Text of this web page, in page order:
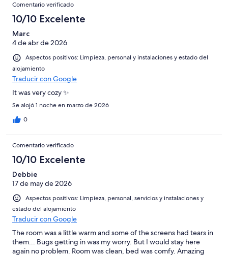
Comentario verificado
10/10 Excelente
Marc
4 de abr de 2026
Aspectos positivos: Limpieza, personal y instalaciones y estado del
alojamiento
Traducir con Google
It was very cozy ✨️
Se alojó 1 noche en marzo de 2026
0
Comentario verificado
10/10 Excelente
Debbie
17 de may de 2026
Aspectos positivos: Limpieza, personal, servicios y instalaciones y
estado del alojamiento
Traducir con Google
The room was a little warm and some of the screens had tears in
them... Bugs getting in was my worry. But I would stay here
again no problem. Room was clean, bed was comfy. Amazing